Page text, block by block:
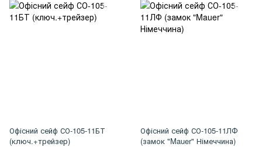
Офісний сейф СО-105-11БТ
(ключ.+трейзер)
Офісний сейф СО-105-11ЛФ
(замок "Mauer" Німеччина)